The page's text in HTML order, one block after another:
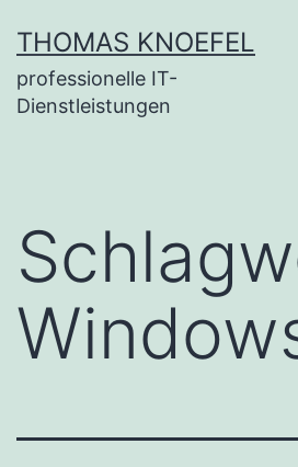
Inhalt
springen
THOMAS KNOEFEL
professionelle IT-
Dienstleistungen